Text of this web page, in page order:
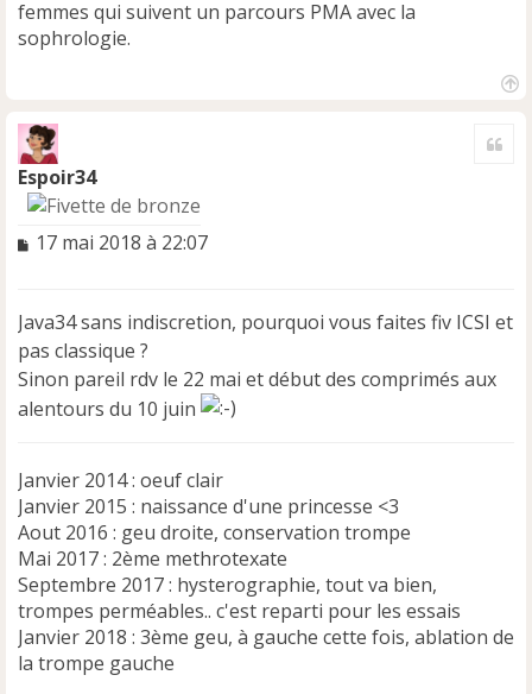
femmes qui suivent un parcours PMA avec la
sophrologie.
Espoir34
M
a
g
e
n
o
u
17 mai 2018 à 22:07
Java34 sans indiscretion, pourquoi vous faites fiv ICSI et
pas classique ?
Sinon pareil rdv le 22 mai et début des comprimés aux
alentours du 10 juin
Janvier 2014 : oeuf clair
Janvier 2015 : naissance d'une princesse <3
Aout 2016 : geu droite, conservation trompe
Mai 2017 : 2ème methrotexate
Septembre 2017 : hysterographie, tout va bien,
trompes perméables.. c'est reparti pour les essais
Janvier 2018 : 3ème geu, à gauche cette fois, ablation de
la trompe gauche